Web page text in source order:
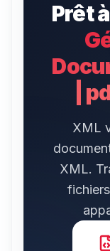
Prêt à
|
XML
XML.